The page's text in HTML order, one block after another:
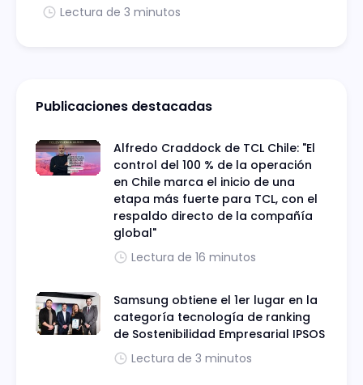
Lectura de 3 minutos
Publicaciones destacadas
Alfredo Craddock de TCL Chile: "El
control del 100 % de la operación
en Chile marca el inicio de una
etapa más fuerte para TCL, con el
respaldo directo de la compañía
global"
Lectura de 16 minutos
Samsung obtiene el 1er lugar en la
categoría tecnología de ranking
de Sostenibilidad Empresarial IPSOS
Lectura de 3 minutos